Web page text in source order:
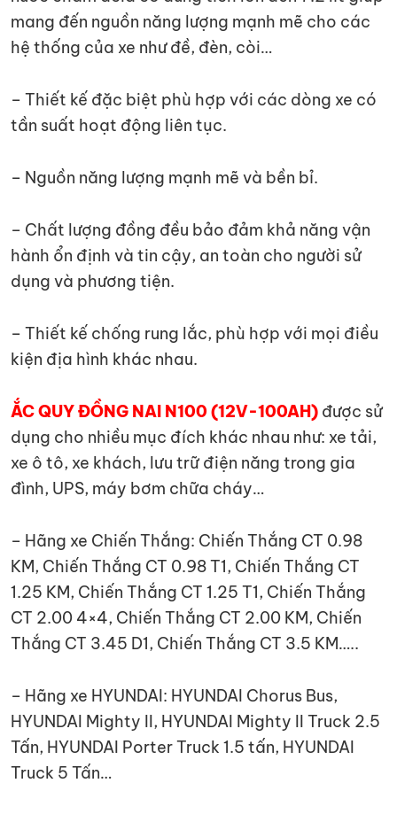
mang đến nguồn năng lượng mạnh mẽ cho các
hệ thống của xe như đề, đèn, còi…
– Thiết kế đặc biệt phù hợp với các dòng xe có
tần suất hoạt động liên tục.
– Nguồn năng lượng mạnh mẽ và bền bỉ.
– Chất lượng đồng đều bảo đảm khả năng vận
hành ổn định và tin cậy, an toàn cho người sử
dụng và phương tiện.
– Thiết kế chống rung lắc, phù hợp với mọi điều
kiện địa hình khác nhau.
ẮC QUY ĐỒNG NAI N100 (12V-100AH) được sử
dụng cho nhiều mục đích khác nhau như: xe tải,
xe ô tô, xe khách, lưu trữ điện năng trong gia
đình, UPS, máy bơm chữa cháy…
– Hãng xe Chiến Thắng: Chiến Thắng CT 0.98
KM, Chiến Thắng CT 0.98 T1, Chiến Thắng CT
1.25 KM, Chiến Thắng CT 1.25 T1, Chiến Thắng
CT 2.00 4×4, Chiến Thắng CT 2.00 KM, Chiến
Thắng CT 3.45 D1, Chiến Thắng CT 3.5 KM…..
– Hãng xe HYUNDAI: HYUNDAI Chorus Bus,
HYUNDAI Mighty II, HYUNDAI Mighty II Truck 2.5
Tấn, HYUNDAI Porter Truck 1.5 tấn, HYUNDAI
Truck 5 Tấn…